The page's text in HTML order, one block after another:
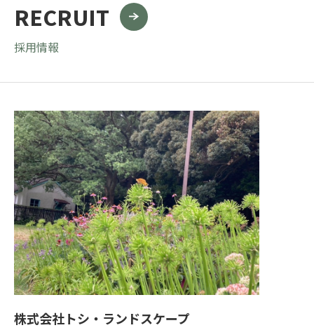
RECRUIT
採用情報
株式会社トシ・ランドスケープ